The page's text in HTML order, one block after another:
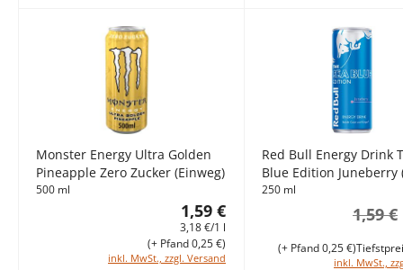
Monster Energy Ultra Golden
Pineapple Zero Zucker (Einweg)
500 ml
1,59 €
3,18 €/1 l
inkl. MwSt., zzgl. Versand
(+ Pfand 0,25 €)
Red Bull Energy Drink
Blue Edition Juneberry
250 ml
1,59 €
inkl. MwSt.,
(+ Pfand 0,25 €)